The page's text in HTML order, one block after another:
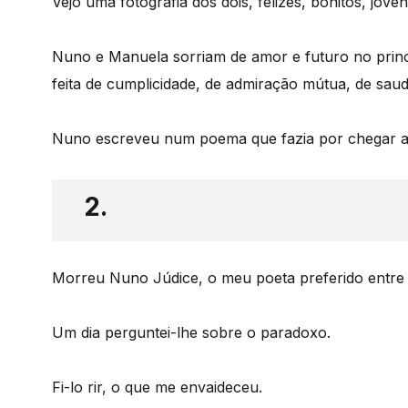
Nuno e Manuela sorriam de amor e futuro no
feita de cumplicidade, de admiração mútua, de
Nuno escreveu num poema que fazia por chegar
2.
Morreu Nuno Júdice, o meu poeta preferido entre
Um dia perguntei-lhe sobre o paradoxo.
Fi-lo rir, o que me envaideceu.